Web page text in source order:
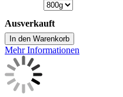
Ausverkauft
In den Warenkorb
Mehr Informationen